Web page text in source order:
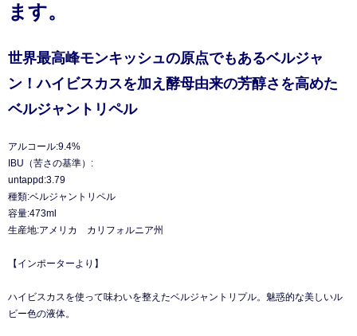
ます。
世界最高峰モンキッシュの原点でもあるベルジャ
ン！ハイビスカスを加え酵母由来の芳醇さを高めた
ベルジャントリペル
アルコール:9.4%
IBU（苦さの基準）:
untappd:3.79
種類:ベルジャントリペル
容量:473ml
生産地:アメリカ カリフォルニア州
【インポーターより】
ハイビスカスを使って味わいを整えたベルジャントリプル。魅惑的な美しいル
ビー色の液体。